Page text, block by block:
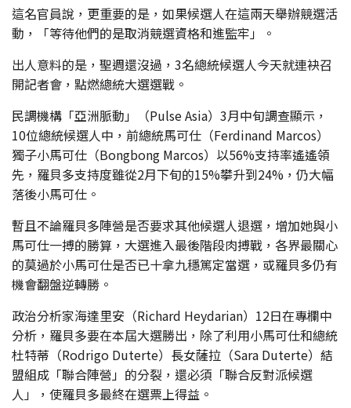
這名官員說，更重要的是，如果候選人在這兩天舉辦競選活
動，「等待他們的是取消競選資格和進監牢」。
出人意料的是，聖週還沒過，3名總統候選人今天就連袂召
開記者會，點燃總統大選選戰。
民調機構「亞洲脈動」（Pulse Asia）3月中旬調查顯示，
10位總統候選人中，前總統馬可仕（Ferdinand Marcos）
獨子小馬可仕（Bongbong Marcos）以56%支持率遙遙領
先，羅貝多支持度雖從2月下旬的15%攀升到24%，仍大幅
落後小馬可仕。
暫且不論羅貝多陣營是否要求其他候選人退選，增加她與小
馬可仕一搏的勝算，大選進入最後階段肉搏戰，各界最關心
的莫過於小馬可仕是否已十拿九穩篤定當選，或羅貝多仍有
機會翻盤逆轉勝。
政治分析家海達里安（Richard Heydarian）12日在專欄中
分析，羅貝多要在本屆大選勝出，除了利用小馬可仕和總統
杜特蒂（Rodrigo Duterte）長女薩拉（Sara Duterte）結
盟組成「聯合陣營」的分裂，還必須「聯合反對派候選
人」，使羅貝多最終在選票上得益。